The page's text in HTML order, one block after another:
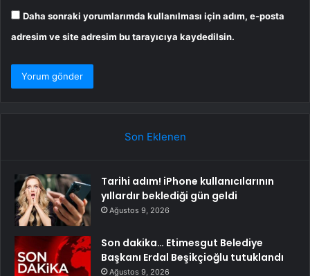
Daha sonraki yorumlarımda kullanılması için adım, e-posta
adresim ve site adresim bu tarayıcıya kaydedilsin.
Son Eklenen
Tarihi adım! iPhone kullanıcılarının
yıllardır beklediği gün geldi
Ağustos 9, 2026
Son dakika… Etimesgut Belediye
Başkanı Erdal Beşikçioğlu tutuklandı
Ağustos 9, 2026